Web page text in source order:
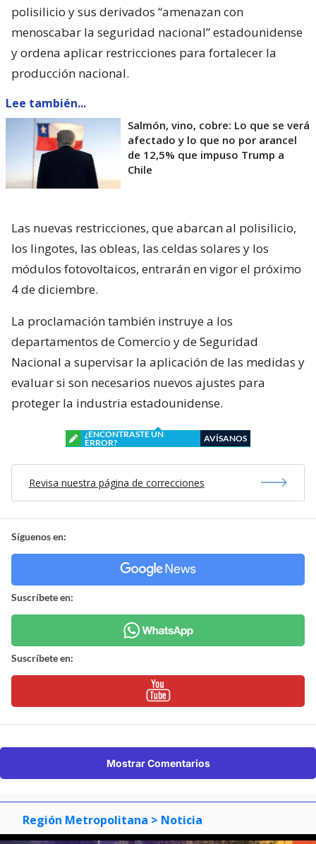
polisilicio y sus derivados “amenazan con
menoscabar la seguridad nacional” estadounidense
y ordena aplicar restricciones para fortalecer la
producción nacional.
Lee también...
Salmón, vino, cobre: Lo que se verá
afectado y lo que no por arancel
de 12,5% que impuso Trump a
Chile
Las nuevas restricciones, que abarcan al polisilicio,
los lingotes, las obleas, las celdas solares y los
módulos fotovoltaicos, entrarán en vigor el próximo
4 de diciembre.
La proclamación también instruye a los
departamentos de Comercio y de Seguridad
Nacional a supervisar la aplicación de las medidas y
evaluar si son necesarios nuevos ajustes para
proteger la industria estadounidense.
¿ENCONTRASTE UN
ERROR?
AVÍSANOS
Revisa nuestra página de correcciones
Síguenos en:
Suscríbete en:
Suscríbete en:
Mostrar Comentarios
Región Metropolitana > Noticia